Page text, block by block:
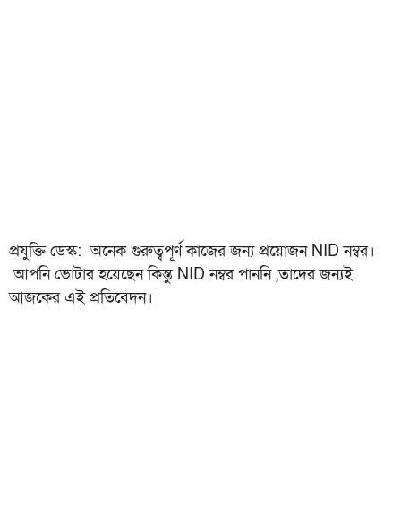
প্রযুক্তি ডেস্ক: অনেক গুরুত্বপূর্ণ কাজের জন্য প্রয়োজন NID নম্বর।
আপনি ভোটার হয়েছেন কিন্তু NID নম্বর পাননি ,তাদের জন্যই
আজকের এই প্রতিবেদন।